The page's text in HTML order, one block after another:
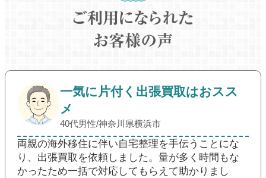
一気に片付く出張買取はおスス
メ
40代男性/神奈川県横浜市
両親の海外移住に伴い自宅整理を手伝うことにな
り、出張買取を依頼しました。量が多く時間もな
かったため一括で対応してもらえて助かりまし